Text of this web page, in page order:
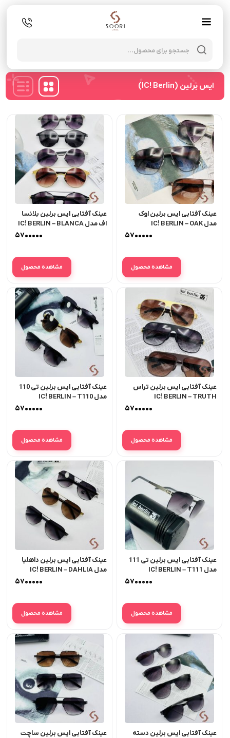
ایس برلین (IC! Berlin)
عینک آفتابی ایس برلین اوک
مدل IC! BERLIN – OAK
۵۷۰۰۰۰۰
مشاهده محصول
عینک آفتابی ایس برلین بلانسا
اف مدل IC! BERLIN – BLANCA
۵۷۰۰۰۰۰
مشاهده محصول
عینک آفتابی ایس برلین تراس
IC! BERLIN – TRUTH
۵۷۰۰۰۰۰
مشاهده محصول
عینک آفتابی ایس برلین تی 110
مدل IC! BERLIN – T110
۵۷۰۰۰۰۰
مشاهده محصول
عینک آفتابی ایس برلین تی 111
مدل IC! BERLIN – T111
۵۷۰۰۰۰۰
مشاهده محصول
عینک آفتابی ایس برلین داهلیا
مدل IC! BERLIN – DAHLIA
۵۷۰۰۰۰۰
مشاهده محصول
عینک آفتابی ایس برلین دسته
عینک آفتابی ایس برلین ساچت